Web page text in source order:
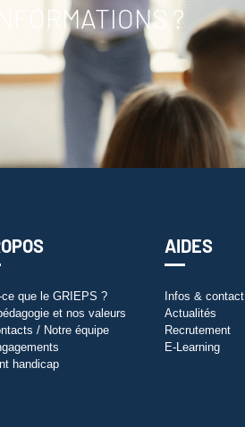
?
AIDES
que le GRIEPS ?
et nos valeurs
/ Notre équipe
handicap
Infos & contact
Actualités
Recrutement
E-Learning